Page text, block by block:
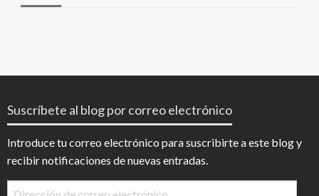
Suscríbete al blog por correo electrónico
Introduce tu correo electrónico para suscribirte a este blog y
recibir notificaciones de nuevas entradas.
Dirección